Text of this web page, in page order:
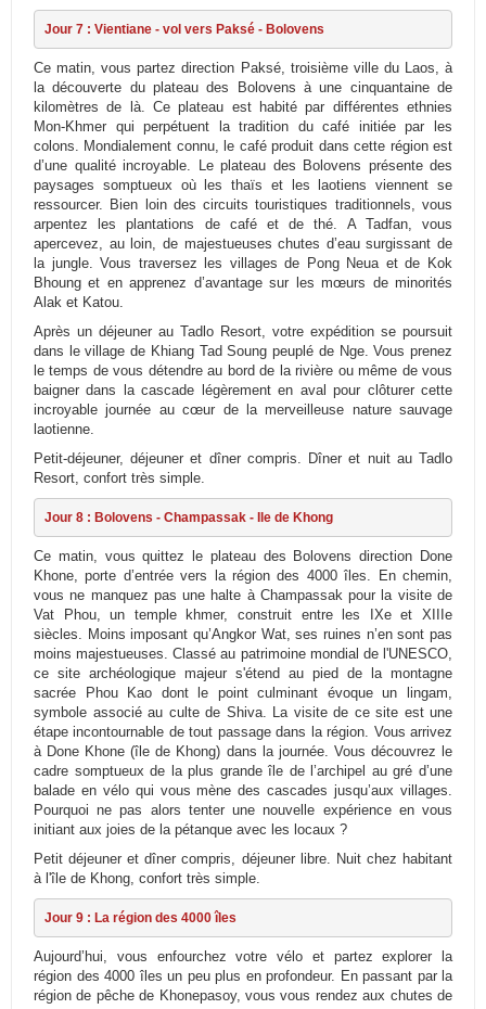
Jour 7 : Vientiane - vol vers Paksé - Bolovens
Ce matin, vous partez direction Paksé, troisième ville du Laos, à
la découverte du plateau des Bolovens à une cinquantaine de
kilomètres de là. Ce plateau est habité par différentes ethnies
Mon-Khmer qui perpétuent la tradition du café initiée par les
colons. Mondialement connu, le café produit dans cette région est
d’une qualité incroyable. Le plateau des Bolovens présente des
paysages somptueux où les thaïs et les laotiens viennent se
ressourcer. Bien loin des circuits touristiques traditionnels, vous
arpentez les plantations de café et de thé. A Tadfan, vous
apercevez, au loin, de majestueuses chutes d’eau surgissant de
la jungle. Vous traversez les villages de Pong Neua et de Kok
Bhoung et en apprenez d’avantage sur les mœurs de minorités
Alak et Katou.
Après un déjeuner au Tadlo Resort, votre expédition se poursuit
dans le village de Khiang Tad Soung peuplé de Nge. Vous prenez
le temps de vous détendre au bord de la rivière ou même de vous
baigner dans la cascade légèrement en aval pour clôturer cette
incroyable journée au cœur de la merveilleuse nature sauvage
laotienne.
Petit-déjeuner, déjeuner et dîner compris. Dîner et nuit au Tadlo
Resort, confort très simple.
Jour 8 : Bolovens - Champassak - Ile de Khong
Ce matin, vous quittez le plateau des Bolovens direction Done
Khone, porte d’entrée vers la région des 4000 îles. En chemin,
vous ne manquez pas une halte à Champassak pour la visite de
Vat Phou, un temple khmer, construit entre les IXe et XIIIe
siècles. Moins imposant qu’Angkor Wat, ses ruines n’en sont pas
moins majestueuses. Classé au patrimoine mondial de l'UNESCO,
ce site archéologique majeur s'étend au pied de la montagne
sacrée Phou Kao dont le point culminant évoque un lingam,
symbole associé au culte de Shiva. La visite de ce site est une
étape incontournable de tout passage dans la région. Vous arrivez
à Done Khone (île de Khong) dans la journée. Vous découvrez le
cadre somptueux de la plus grande île de l’archipel au gré d’une
balade en vélo qui vous mène des cascades jusqu’aux villages.
Pourquoi ne pas alors tenter une nouvelle expérience en vous
initiant aux joies de la pétanque avec les locaux ?
Petit déjeuner et dîner compris, déjeuner libre. Nuit chez habitant
à l'île de Khong, confort très simple.
Jour 9 : La région des 4000 îles
Aujourd’hui, vous enfourchez votre vélo et partez explorer la
région des 4000 îles un peu plus en profondeur. En passant par la
région de pêche de Khonepasoy, vous vous rendez aux chutes de